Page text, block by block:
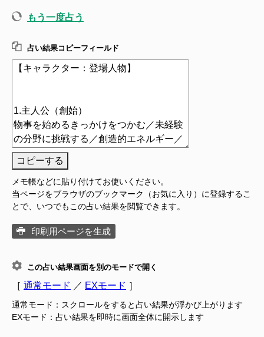
もう一度占う
占い結果コピーフィールド
コピーする
メモ帳などに貼り付けてお使いください。
当ページをブラウザのブックマーク（お気に入り）に登録するこ
とで、いつでもこの占い結果を閲覧できます。
印刷用ページを生成
この占い結果画面を別のモードで開く
［ 通常モード ／ EXモード ］
通常モード：スクロールをすると占い結果が浮かび上がります
EXモード：占い結果を即時に画面全体に開示します